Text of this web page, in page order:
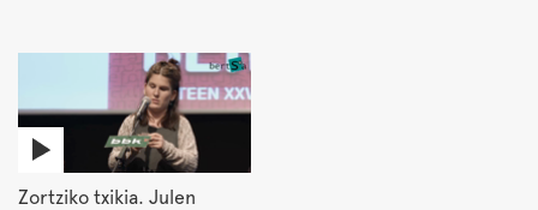
Zortziko txikia. Julen